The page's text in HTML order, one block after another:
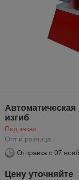
изгиб
Под заказ
Опт и розница
Отправка с 07
Цену уточняйте